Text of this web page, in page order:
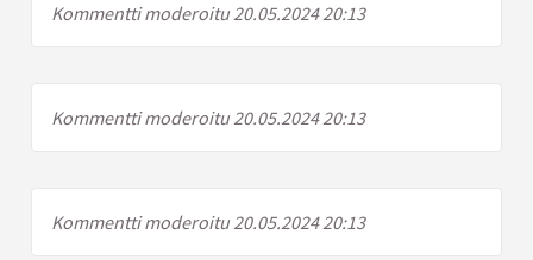
Kommentti moderoitu 20.05.2024 20:13
Kommentti moderoitu 20.05.2024 20:13
Kommentti moderoitu 20.05.2024 20:13